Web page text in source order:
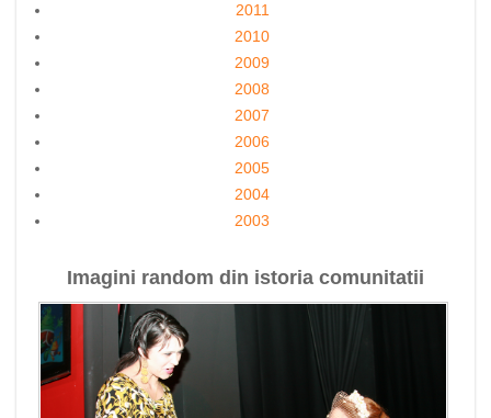
2011
2010
2009
2008
2007
2006
2005
2004
2003
Imagini random din istoria comunitatii